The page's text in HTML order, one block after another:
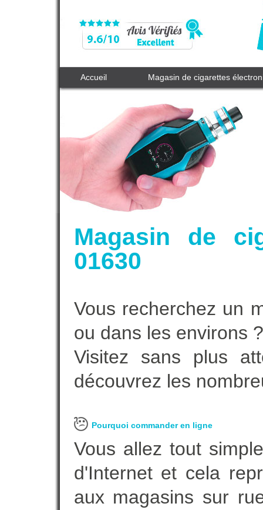
Accueil Magasin de cigarettes
Magasin de
01630
Vous recherchez un
ou dans les environs ?
Visitez sans plus
découvrez les
Pourquoi commander en ligne
Vous allez tout
d'Internet et cela
aux magasins sur